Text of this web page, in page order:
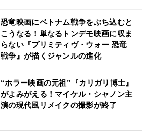
恐竜映画にベトナム戦争をぶち込むと
こうなる！単なるトンデモ映画に収ま
らない『プリミティヴ・ウォー 恐竜
戦争』が描くジャンルの進化
“ホラー映画の元祖”『カリガリ博士』
がよみがえる！マイケル・シャノン主
演の現代風リメイクの撮影が終了